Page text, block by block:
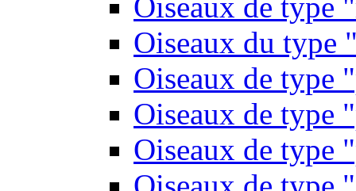
Oiseaux de type
Oiseaux du type
Oiseaux de type
Oiseaux de type
Oiseaux de type